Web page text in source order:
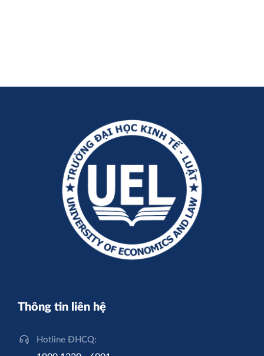
Thông tin liên hệ
Hotline ĐHCQ: